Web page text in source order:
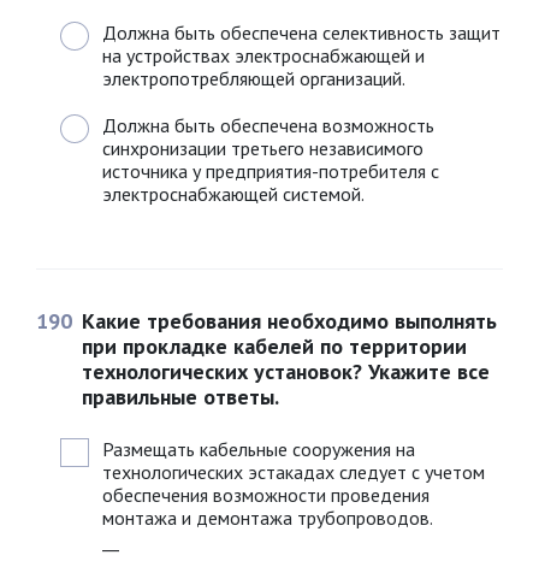
Должна быть обеспечена селективность защит
на устройствах электроснабжающей и
электропотребляющей организаций.
Должна быть обеспечена возможность
синхронизации третьего независимого
источника у предприятия-потребителя с
электроснабжающей системой.
190 Какие требования необходимо выполнять
при прокладке кабелей по территории
технологических установок? Укажите все
правильные ответы.
Размещать кабельные сооружения на
технологических эстакадах следует с учетом
обеспечения возможности проведения
монтажа и демонтажа трубопроводов.